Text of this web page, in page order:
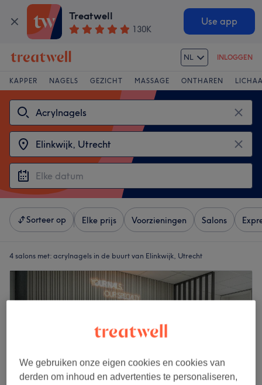
Treatwell
130K
Use app
NL INLOGGEN
KAPPER NAGELS GEZICHT MASSAGE ONTHAREN
Sorteer op Elke prijs Voorzieningen Salons
4 salons met: acrylnagels in de buurt van Elinkwijk, Utrecht
We gebruiken onze eigen cookies en cookies van
derden om inhoud en advertenties te personaliseren,